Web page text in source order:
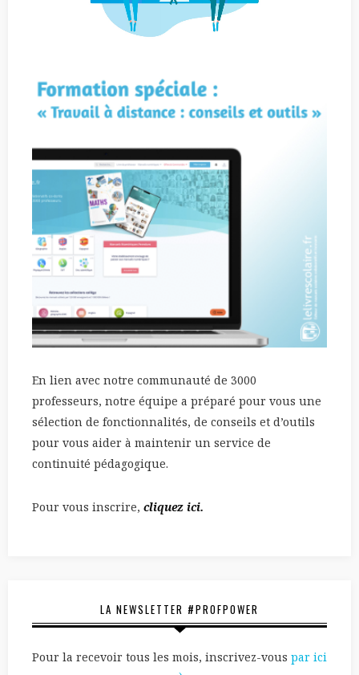
En lien avec notre communauté de 3000
professeurs, notre équipe a préparé pour vous une
sélection de fonctionnalités, de conseils et d’outils
pour vous aider à maintenir un service de
continuité pédagogique.
Pour vous inscrire, cliquez ici.
LA NEWSLETTER #PROFPOWER
Pour la recevoir tous les mois, inscrivez-vous par ici